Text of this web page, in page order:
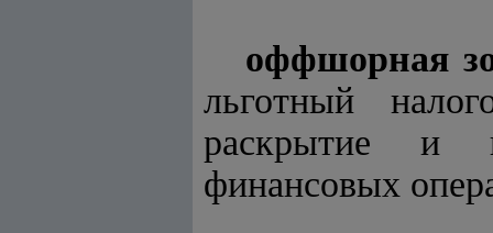
оффшорная
льготный
раскрытие и
финансовых